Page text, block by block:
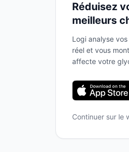
Réduisez
meilleurs
Logi analyse
réel et vous
affecte votre
Continuer sur le